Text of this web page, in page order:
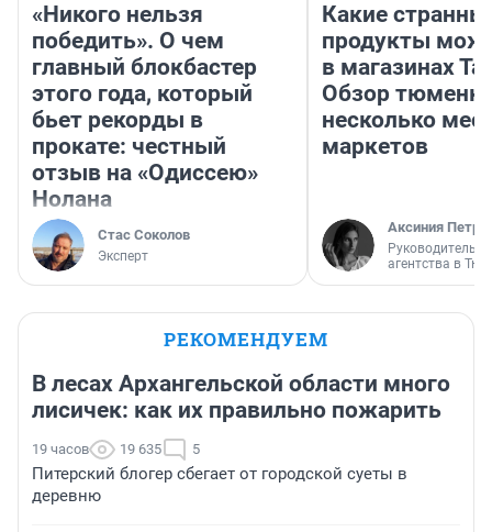
«Никого нельзя
победить». О чем
главный блокбастер
этого года, который
бьет рекорды в
прокате: честный
отзыв на «Одиссею»
Нолана
Стас Соколов
Эксперт
Какие
продукты
в магазинах
Обзор
несколько
маркетов
Аксиния
Руководитель
агентства в
РЕКОМЕНДУЕМ
В лесах Архангельской области много
лисичек: как их правильно пожарить
19 часов 19 635 5
Питерский блогер сбегает от городской суеты в
деревню